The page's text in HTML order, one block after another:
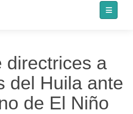
directrices a
del Huila ante
de El Niño